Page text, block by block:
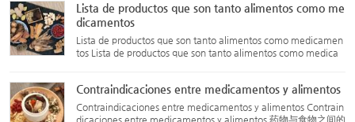
Lista de productos que son tanto alimentos como me
dicamentos
Lista de productos que son tanto alimentos como medicamen
tos Lista de productos que son tanto alimentos como medica
tos como med...
Contraindicaciones entre medicamentos y alimentos
Contraindicaciones entre medicamentos y alimentos Contrain
dicaciones entre medicamentos y alimentos 药物与食物之间的